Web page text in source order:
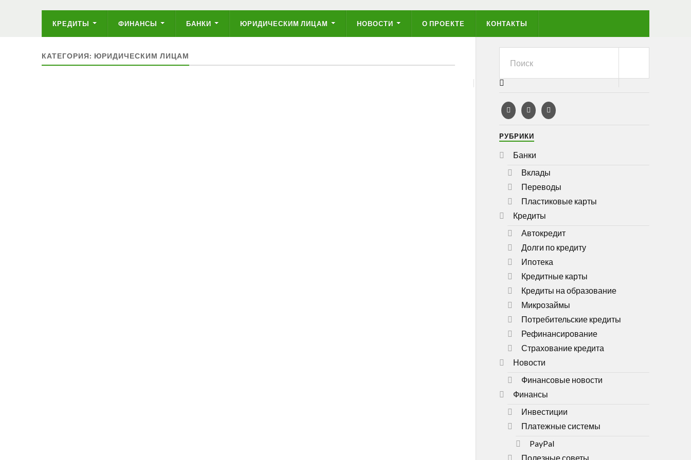
КРЕДИТЫ ФИНАНСЫ БАНКИ ЮРИДИЧЕСКИМ ЛИЦАМ НОВОСТИ О ПРОЕКТЕ КОНТАКТЫ
КАТЕГОРИЯ: ЮРИДИЧЕСКИМ ЛИЦАМ
РУБРИКИ
Банки
Вклады
Переводы
Пластиковые карты
Кредиты
Автокредит
Долги по кредиту
Ипотека
Кредитные карты
Кредиты на образование
Микрозаймы
Потребительские кредиты
Рефинансирование
Страхование кредита
Новости
Финансовые новости
Финансы
Инвестиции
Платежные системы
PayPal
Полезные советы